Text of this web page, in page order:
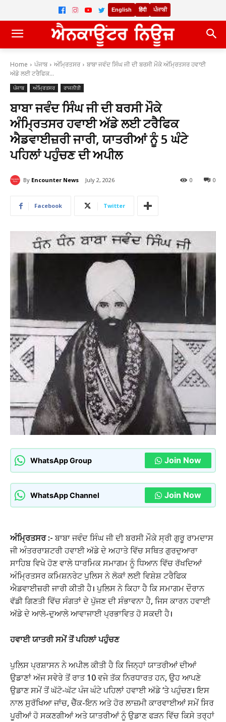
English हिंदी ਪੰਜਾਬੀ
Home ਪੰਜਾਬ ਅੰਮ੍ਰਿਤਸਰ
ਬਾਬਾ ਜਵੰਦ ਸਿੰਘ ਜੀ ਦੀ ਬਰਸੀ ਮੌਕੇ ਅੰਮ੍ਰਿਤਸਰ ਹਵਾਈ
ਅੱਡੇ ਲਈ ਟਰੈਫਿਕ...
ਪੰਜਾਬ ਅੰਮ੍ਰਿਤਸਰ ਰਾਜਨੀਤੀ
ਬਾਬਾ ਜਵੰਦ ਸਿੰਘ ਜੀ ਦੀ ਬਰਸੀ ਮੌਕੇ
ਅੰਮ੍ਰਿਤਸਰ ਹਵਾਈ ਅੱਡੇ ਲਈ ਟਰੈਫਿਕ
ਐਡਵਾਈਜ਼ਰੀ ਜਾਰੀ, ਯਾਤਰੀਆਂ ਨੂੰ 5 ਘੰਟੇ
ਪਹਿਲਾਂ ਪਹੁੰਚਣ ਦੀ ਅਪੀਲ
By Encounter News July 2, 2026 0
0
Facebook Twitter
WhatsApp Group Join Now
WhatsApp Channel Join Now
ਅੰਮ੍ਰਿਤਸਰ :-ਬਾਬਾ ਜਵੰਦ ਸਿੰਘ ਜੀ ਦੀ ਬਰਸੀ ਮੌਕੇ ਸ੍ਰੀ ਗੁਰੂ ਰਾਮਦਾਸ
ਜੀ ਅੰਤਰਰਾਸ਼ਟਰੀ ਹਵਾਈ ਅੱਡੇ ਦੇ ਅਹਾਤੇ ਵਿੱਚ ਸਥਿਤ ਗੁਰਦੁਆਰਾ
ਸਾਹਿਬ ਵਿਖੇ ਹੋਣ ਵਾਲੇ ਧਾਰਮਿਕ ਸਮਾਗਮ ਨੂੰ ਧਿਆਨ ਵਿੱਚ ਰੱਖਦਿਆਂ
ਅੰਮ੍ਰਿਤਸਰ ਕਮਿਸ਼ਨਰੇਟ ਪੁਲਿਸ ਨੇ ਲੋਕਾਂ ਲਈ ਵਿਸ਼ੇਸ਼ ਟਰੈਫਿਕ
ਐਡਵਾਈਜ਼ਰੀ ਜਾਰੀ ਕੀਤੀ ਹੈ। ਪੁਲਿਸ ਨੇ ਕਿਹਾ ਹੈ ਕਿ ਸਮਾਗਮ ਦੌਰਾਨ
ਵੱਡੀ ਗਿਣਤੀ ਵਿੱਚ ਸੰਗਤਾਂ ਦੇ ਪੁੱਜਣ ਦੀ ਸੰਭਾਵਨਾ ਹੈ, ਜਿਸ ਕਾਰਨ ਹਵਾਈ
ਅੱਡੇ ਦੇ ਆਲੇ-ਦੁਆਲੇ ਆਵਾਜਾਈ ਪ੍ਰਭਾਵਿਤ ਹੋ ਸਕਦੀ ਹੈ।
ਹਵਾਈ ਯਾਤਰੀ ਸਮੇਂ ਤੋਂ ਪਹਿਲਾਂ ਪਹੁੰਚਣ
ਪੁਲਿਸ ਪ੍ਰਸ਼ਾਸਨ ਨੇ ਅਪੀਲ ਕੀਤੀ ਹੈ ਕਿ ਜਿਨ੍ਹਾਂ ਯਾਤਰੀਆਂ ਦੀਆਂ
ਉਡਾਣਾਂ ਅੱਜ ਸਵੇਰੇ ਤੋਂ ਰਾਤ 10 ਵਜੇ ਤੱਕ ਨਿਰਧਾਰਤ ਹਨ, ਉਹ ਆਪਣੇ
ਉਡਾਣ ਸਮੇਂ ਤੋਂ ਘੱਟੋ-ਘੱਟ ਪੰਜ ਘੰਟੇ ਪਹਿਲਾਂ ਹਵਾਈ ਅੱਡੇ ‘ਤੇ ਪਹੁੰਚਣ। ਇਸ
ਨਾਲ ਸੁਰੱਖਿਆ ਜਾਂਚ, ਚੈੱਕ-ਇਨ ਅਤੇ ਹੋਰ ਲਾਜ਼ਮੀ ਕਾਰਵਾਈਆਂ ਸਮੇਂ ਸਿਰ
ਪੂਰੀਆਂ ਹੋ ਸਕਣਗੀਆਂ ਅਤੇ ਯਾਤਰੀਆਂ ਨੂੰ ਉਡਾਣ ਫੜਨ ਵਿੱਚ ਕਿਸੇ ਤਰ੍ਹਾਂ